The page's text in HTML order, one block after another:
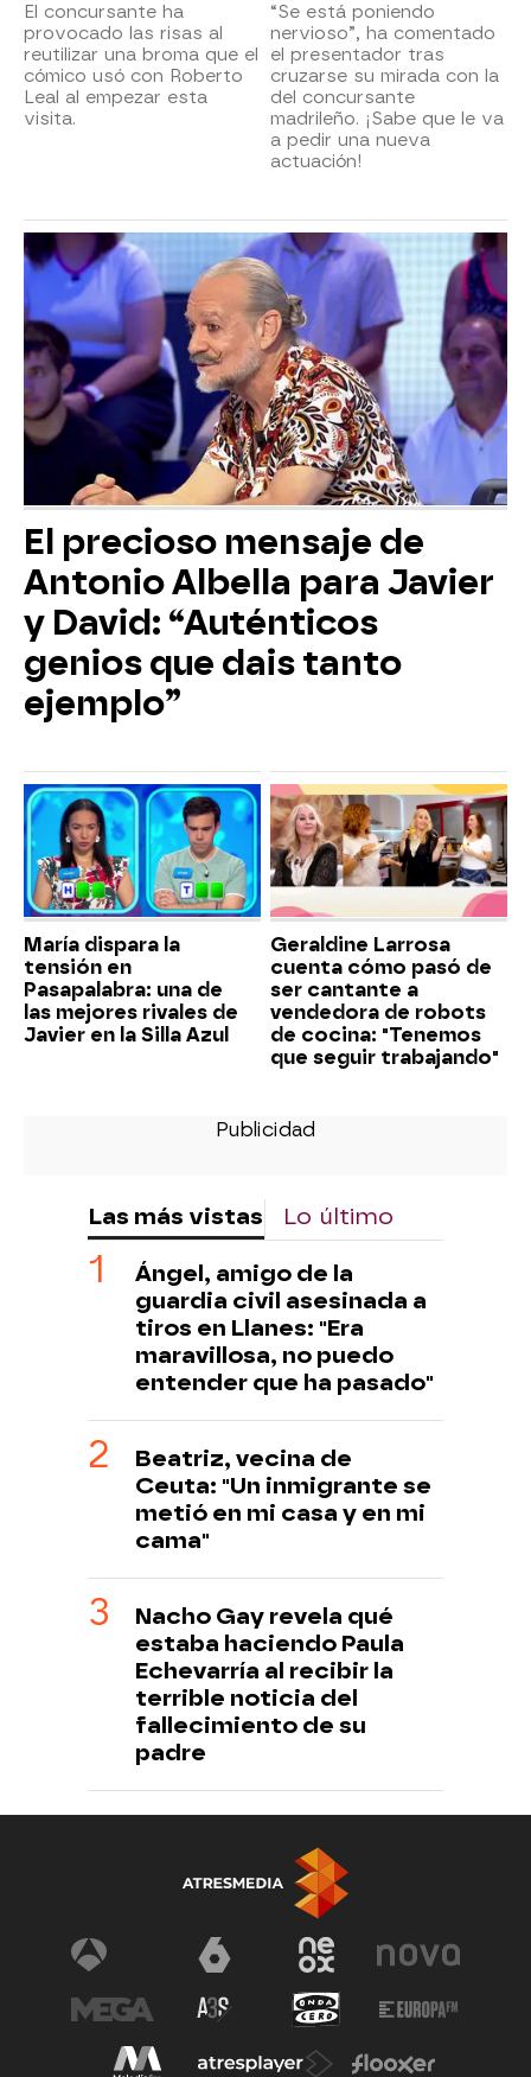
El concursante ha
provocado las risas al
reutilizar una broma que el
cómico usó con Roberto
Leal al empezar esta
visita.
“Se está poniendo
nervioso”, ha comentado
el presentador tras
cruzarse su mirada con la
del concursante
madrileño. ¡Sabe que le va
a pedir una nueva
actuación!
El precioso mensaje de
Antonio Albella para Javier
y David: “Auténticos
genios que dais tanto
ejemplo”
María dispara la
tensión en
Pasapalabra: una de
las mejores rivales de
Javier en la Silla Azul
Geraldine Larrosa
cuenta cómo pasó de
ser cantante a
vendedora de robots
de cocina: "Tenemos
que seguir trabajando"
Las más vistas Lo último
Ángel, amigo de la
guardia civil asesinada a
tiros en Llanes: "Era
maravillosa, no puedo
entender que ha pasado"
Beatriz, vecina de
Ceuta: "Un inmigrante se
metió en mi casa y en mi
cama"
Nacho Gay revela qué
estaba haciendo Paula
Echevarría al recibir la
terrible noticia del
fallecimiento de su
padre